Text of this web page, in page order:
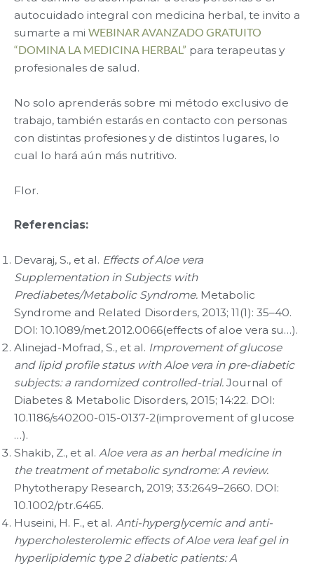
autocuidado integral con medicina herbal, te invito a
sumarte a mi WEBINAR AVANZADO GRATUITO
“DOMINA LA MEDICINA HERBAL” para terapeutas y
profesionales de salud.
No solo aprenderás sobre mi método exclusivo de
trabajo, también estarás en contacto con personas
con distintas profesiones y de distintos lugares, lo
cual lo hará aún más nutritivo.
Flor.
Referencias:
Devaraj, S., et al. Effects of Aloe vera
Supplementation in Subjects with
Prediabetes/Metabolic Syndrome. Metabolic
Syndrome and Related Disorders, 2013; 11(1): 35–40.
DOI: 10.1089/met.2012.0066​(effects of aloe vera su…).
Alinejad-Mofrad, S., et al. Improvement of glucose
and lipid profile status with Aloe vera in pre-diabetic
subjects: a randomized controlled-trial. Journal of
Diabetes & Metabolic Disorders, 2015; 14:22. DOI:
10.1186/s40200-015-0137-2​(improvement of glucose
…).
Shakib, Z., et al. Aloe vera as an herbal medicine in
the treatment of metabolic syndrome: A review.
Phytotherapy Research, 2019; 33:2649–2660. DOI:
10.1002/ptr.6465.
Huseini, H. F., et al. Anti-hyperglycemic and anti-
hypercholesterolemic effects of Aloe vera leaf gel in
hyperlipidemic type 2 diabetic patients: A